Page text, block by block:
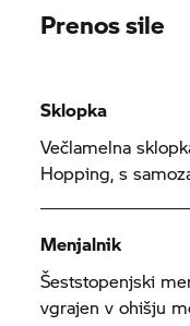
Prenos sile
Sklopka
Večlamelna
Hopping, s
Menjalnik
Šeststopenjski
vgrajen v ohišju